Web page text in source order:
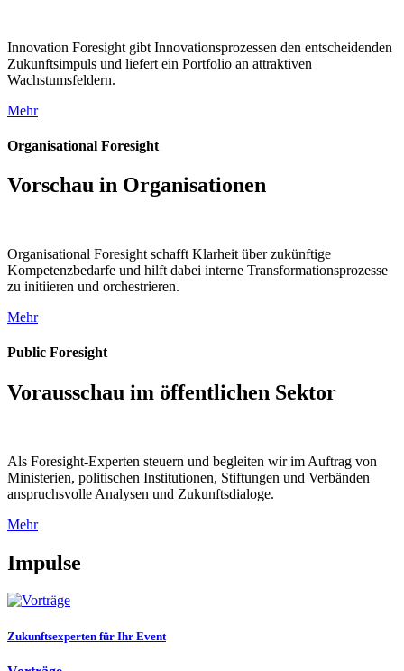
Innovation Foresight gibt Innovationsprozessen den entscheidenden
Zukunftsimpuls und liefert ein Portfolio an attraktiven
Wachstumsfeldern.
Mehr
Organisational Foresight
Vorschau in Organisationen
Organisational Foresight schafft Klarheit über zukünftige
Kompetenz­bedarfe und hilft dabei interne Transformations­prozesse
zu initiieren und orchestrieren.
Mehr
Public Foresight
Vorausschau im öffentlichen Sektor
Als Foresight-Experten steuern und begleiten wir im Auftrag von
Ministerien, politischen Institutionen, Stiftungen und Verbänden
anspruchsvolle Analysen und Zukunftsdialoge.
Mehr
Impulse
Zukunftsexperten für Ihr Event